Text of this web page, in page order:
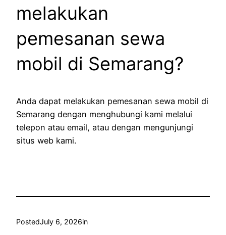
melakukan
pemesanan sewa
mobil di Semarang?
Anda dapat melakukan pemesanan sewa mobil di
Semarang dengan menghubungi kami melalui
telepon atau email, atau dengan mengunjungi
situs web kami.
PostedJuly 6, 2026in